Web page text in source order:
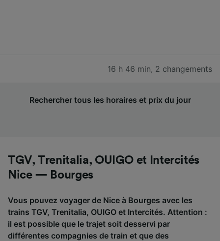
16 h 46 min, 2 changements
Rechercher tous les horaires et prix du jour
TGV, Trenitalia, OUIGO et Intercités
Nice — Bourges
Vous pouvez voyager de Nice à Bourges avec les
trains TGV, Trenitalia, OUIGO et Intercités. Attention :
il est possible que le trajet soit desservi par
différentes compagnies de train et que des